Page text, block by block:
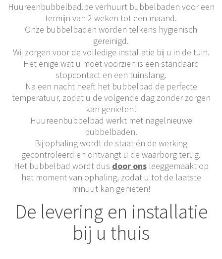
Huureenbubbelbad.be verhuurt bubbelbaden voor een
termijn van 2 weken tot een maand.
Onze bubbelbaden worden telkens hygiënisch
gereinigd.
Wij zorgen voor de volledige installatie bij u in de tuin.
Het enige wat u moet voorzien is een standaard
stopcontact en een tuinslang.
Na een nacht heeft het bubbelbad de perfecte
temperatuur, zodat u de volgende dag zonder zorgen
kan genieten!
Huureenbubbelbad werkt met nagelnieuwe
bubbelbaden.
Bij ophaling wordt de staat én de werking
gecontroleerd en ontvangt u de waarborg terug.
Het bubbelbad wordt dus door onsleeggemaakt op
het moment van ophaling, zodat u tot de laatste
minuut kan genieten!
De levering en installatie
bij u thuis